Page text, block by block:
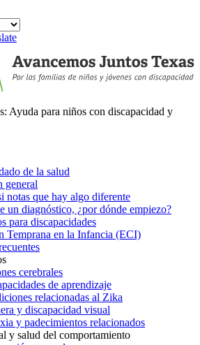
Ayuda para niños con discapacidad y
de la salud
general
notas que hay algo diferente
un diagnóstico, ¿por dónde empiezo?
para discapacidades
Temprana en la Infancia (ECI)
cerebrales
de aprendizaje
relacionadas al Zika
y discapacidad visual
y padecimientos relacionados
y salud del comportamiento